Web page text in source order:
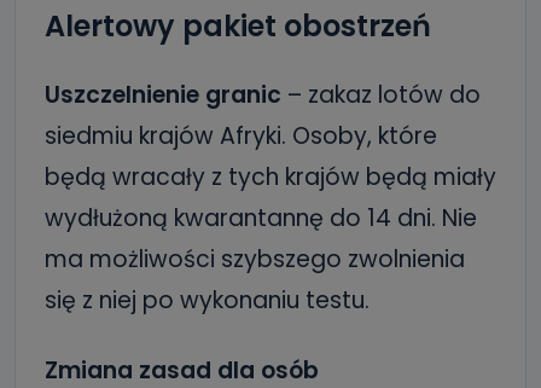
Alertowy pakiet obostrzeń
Uszczelnienie granic – zakaz lotów do
siedmiu krajów Afryki. Osoby, które
będą wracały z tych krajów będą miały
wydłużoną kwarantannę do 14 dni. Nie
ma możliwości szybszego zwolnienia
się z niej po wykonaniu testu.
Zmiana zasad dla osób